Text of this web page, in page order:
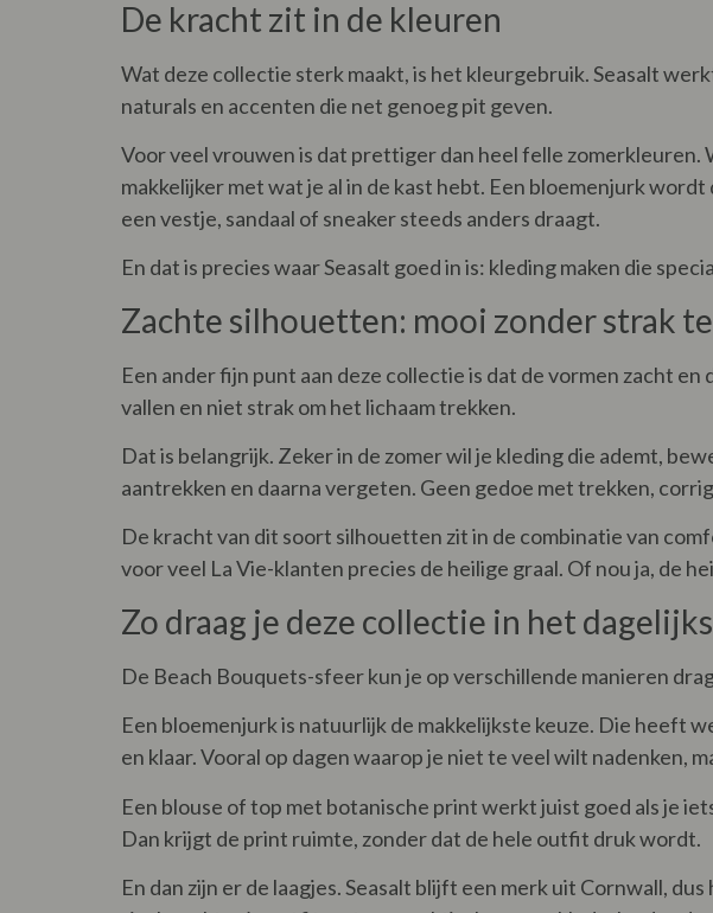
De kracht zit in de kleuren
Wat deze collectie sterk maakt, is het kleurgebruik. Seasalt
naturals en accenten die net genoeg pit geven.
Voor veel vrouwen is dat prettiger dan heel felle zomerkleuren.
makkelijker met wat je al in de kast hebt. Een bloemenjurk
een vestje, sandaal of sneaker steeds anders draagt.
En dat is precies waar Seasalt goed in is: kleding maken die
Zachte silhouetten: mooi zonder strak
Een ander fijn punt aan deze collectie is dat de vormen zacht
vallen en niet strak om het lichaam trekken.
Dat is belangrijk. Zeker in de zomer wil je kleding die ademt,
aantrekken en daarna vergeten. Geen gedoe met trekken,
De kracht van dit soort silhouetten zit in de combinatie van
voor veel La Vie-klanten precies de heilige graal. Of nou ja, de
Zo draag je deze collectie in het
De Beach Bouquets-sfeer kun je op verschillende manieren
Een bloemenjurk is natuurlijk de makkelijkste keuze. Die heeft
en klaar. Vooral op dagen waarop je niet te veel wilt nadenken,
Een blouse of top met botanische print werkt juist goed als je
Dan krijgt de print ruimte, zonder dat de hele outfit druk wordt.
En dan zijn er de laagjes. Seasalt blijft een merk uit Cornwall,